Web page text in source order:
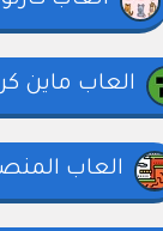
العاب ماين
العاب